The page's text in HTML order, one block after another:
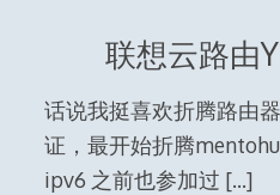
联想云路由
话说我挺喜欢折腾路由
证，最开始折腾
ipv6 之前也参加过 […]